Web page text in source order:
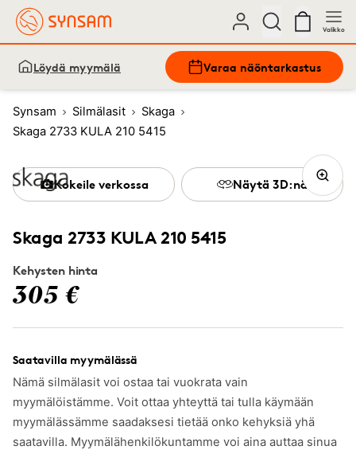
Valikko
Löydä myymälä Varaa näöntarkastus
Synsam Silmälasit
Skaga
Skaga 2733 KULA 210 5415
Skaga 2733 KULA 210 5415
Kehysten hinta
305 €
Saatavilla myymälässä
Nämä silmälasit voi ostaa tai vuokrata vain
myymälöistämme. Voit ottaa yhteyttä tai tulla käymään
myymälässämme saadaksesi tietää onko kehyksiä yhä
saatavilla. Myymälähenkilökuntamme voi aina auttaa sinua
Kokeile verkossa Näytä 3D:nä